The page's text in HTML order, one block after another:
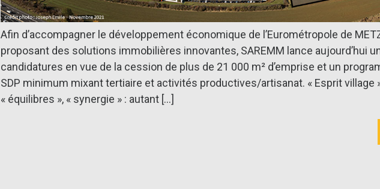
Afin d’accompagner le développement économique de l’Eurométropole de
proposant des solutions immobilières innovantes, SAREMM lance aujourd’hui
candidatures en vue de la cession de plus de 21 000 m² d’emprise et un
SDP minimum mixant tertiaire et activités productives/artisanat. « Esprit village
« équilibres », « synergie » : autant […]